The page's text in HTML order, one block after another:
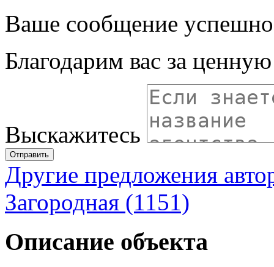
Ваше сообщение успешно
Благодарим вас за
Выскажитесь
Отправить
Другие предложения
Загородная (1151)
Описание объекта